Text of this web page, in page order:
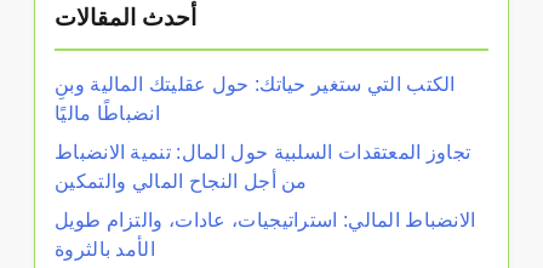
أحدث المقالات
الكتب التي ستغير حياتك: حول عقليتك المالية وبنِ
انضباطًا ماليًا
تجاوز المعتقدات السلبية حول المال: تنمية الانضباط
من أجل النجاح المالي والتمكين
الانضباط المالي: استراتيجيات، عادات، والتزام طويل
الأمد بالثروة